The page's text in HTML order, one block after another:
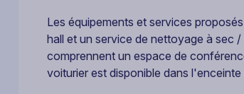
Les équipements et services
hall et un service de nettoyage à sec
comprennent un espace de
voiturier est disponible dans